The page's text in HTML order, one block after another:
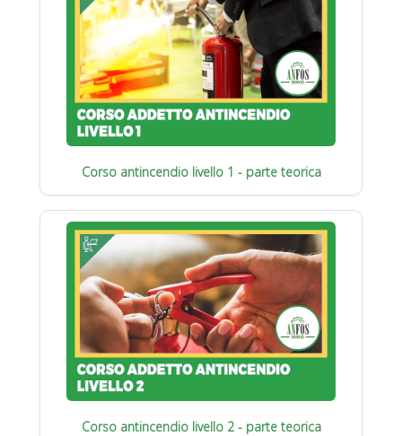
Corso antincendio livello 1 - parte teorica
Corso antincendio livello 2 - parte teorica